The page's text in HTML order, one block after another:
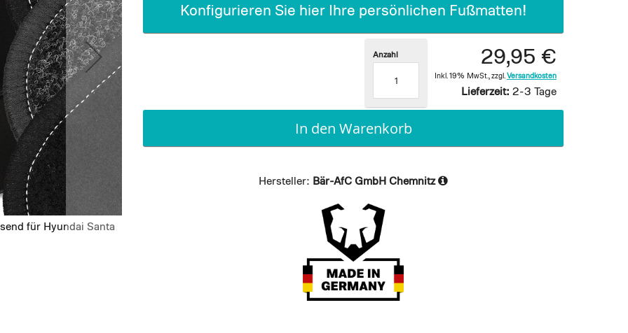
für Hyundai Santa
Ansicht von unten
Konfigurieren Sie hier Ihre persönlichen Fußmatten!
29,95 €
Inkl. 19% MwSt. zzgl. Versandkosten
Lieferzeit: 2-3 Tage
Anzahl
In den Warenkorb
Hersteller: Bär-AfC GmbH Chemnitz